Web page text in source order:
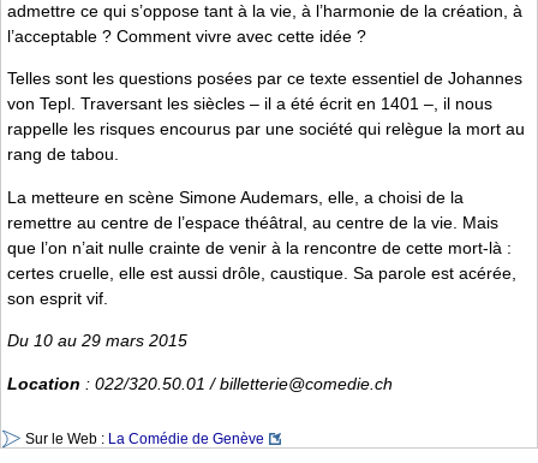
admettre ce qui s’oppose tant à la vie, à l’harmonie de la création, à
l’acceptable ? Comment vivre avec cette idée ?
Telles sont les questions posées par ce texte essentiel de Johannes
von Tepl. Traversant les siècles – il a été écrit en 1401 –, il nous
rappelle les risques encourus par une société qui relègue la mort au
rang de tabou.
La metteure en scène Simone Audemars, elle, a choisi de la
remettre au centre de l’espace théâtral, au centre de la vie. Mais
que l’on n’ait nulle crainte de venir à la rencontre de cette mort-là :
certes cruelle, elle est aussi drôle, caustique. Sa parole est acérée,
son esprit vif.
Du 10 au 29 mars 2015
Location : 022/320.50.01 / billetterie@comedie.ch
Sur le Web : La Comédie de Genève